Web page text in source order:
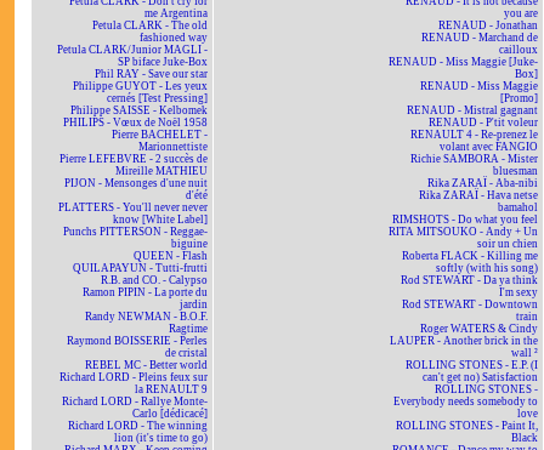
me Argentina
Petula CLARK - The old
fashioned way
Petula CLARK/Junior MAGLI -
SP biface Juke-Box
Phil RAY - Save our star
Philippe GUYOT - Les yeux
cernés [Test Pressing]
Philippe SAISSE - Kelbomek
PHILIPS - Vœux de Noël 1958
Pierre BACHELET -
Marionnettiste
Pierre LEFEBVRE - 2 succès de
Mireille MATHIEU
PIJON - Mensonges d'une nuit
d'été
PLATTERS - You'll never never
know [White Label]
Punchs PITTERSON - Reggae-
biguine
QUEEN - Flash
QUILAPAYUN - Tutti-frutti
R.B. and CO. - Calypso
Ramon PIPIN - La porte du
jardin
Randy NEWMAN - B.O.F.
Ragtime
Raymond BOISSERIE - Perles
de cristal
REBEL MC - Better world
Richard LORD - Pleins feux sur
la RENAULT 9
Richard LORD - Rallye Monte-
Carlo [dédicacé]
Richard LORD - The winning
lion (it's time to go)
you are
RENAUD - Jonathan
RENAUD - Marchand de
cailloux
RENAUD - Miss Maggie [Juke-
Box]
RENAUD - Miss Maggie
[Promo]
RENAUD - Mistral gagnant
RENAUD - P'tit voleur
RENAULT 4 - Re-prenez le
volant avec FANGIO
Richie SAMBORA - Mister
bluesman
Rika ZARAÏ - Aba-nibi
Rika ZARAÏ - Hava netse
bamahol
RIMSHOTS - Do what you feel
RITA MITSOUKO - Andy + Un
soir un chien
Roberta FLACK - Killing me
softly (with his song)
Rod STEWART - Da ya think
I'm sexy
Rod STEWART - Downtown
train
Roger WATERS & Cindy
LAUPER - Another brick in the
wall ²
ROLLING STONES - E.P. (I
can't get no) Satisfaction
ROLLING STONES -
Everybody needs somebody to
love
ROLLING STONES - Paint It,
Black